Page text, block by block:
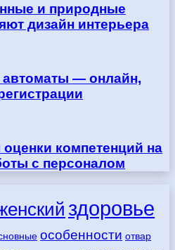
и природные
дизайн интерьера
автоматы — онлайн,
компетенций на
с персоналом
здоровье
особенности отвар